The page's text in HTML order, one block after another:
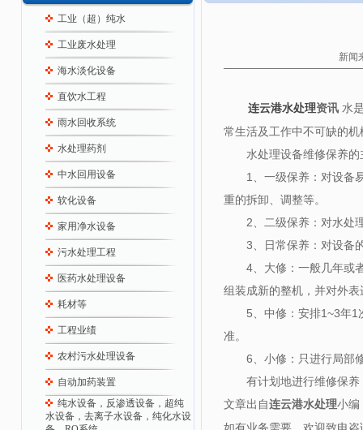
工业（超）纯水
工业废水处理
海水淡化设备
直饮水工程
雨水回收系统
水处理药剂
中水回用设备
软化设备
家用净水设备
污水处理工程
医药水处理设备
耗材等
工程业绩
农村污水处理设备
自动加药装置
纯水设备，反渗透设备，超纯
水设备，去离子水设备，纯化水设
新
连云港水处理资讯 水
常生活及工作中不可缺的
水处理设备维修保养的
1、一级保养：对设备易
重的拆卸、调整等。
2、二级保养：对水处理
3、日常保养：对设备的
4、大修：一般几年或者
组装成新的整机，并对外
5、中修：安排1~3年1次
准。
6、小修：只进行局部
有计划地进行维修保养
文章出自连云港水处理小编